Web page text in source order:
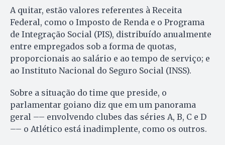
A quitar, estão valores referentes à Receita
Federal, como o Imposto de Renda e o Programa
de Integração Social (PIS), distribuído anualmente
entre empregados sob a forma de quotas,
proporcionais ao salário e ao tempo de serviço; e
ao Instituto Nacional do Seguro Social (INSS).
Sobre a situação do time que preside, o
parlamentar goiano diz que em um panorama
geral –– envolvendo clubes das séries A, B, C e D
–– o Atlético está inadimplente, como os outros.